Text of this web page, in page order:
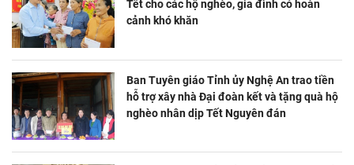
Tết cho các hộ nghèo, gia đình có hoàn
cảnh khó khăn
Ban Tuyên giáo Tỉnh ủy Nghệ An trao tiền
hỗ trợ xây nhà Đại đoàn kết và tặng quà hộ
nghèo nhân dịp Tết Nguyên đán